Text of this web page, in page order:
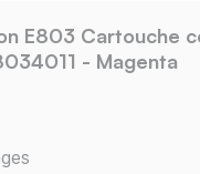
E803 Cartouche
- Magenta